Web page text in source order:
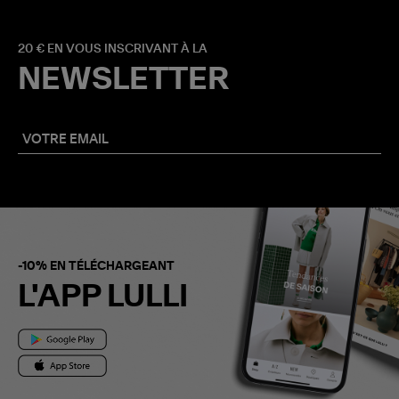
20 € EN VOUS INSCRIVANT À LA
NEWSLETTER
-10% EN TÉLÉCHARGEANT
L'APP LULLI